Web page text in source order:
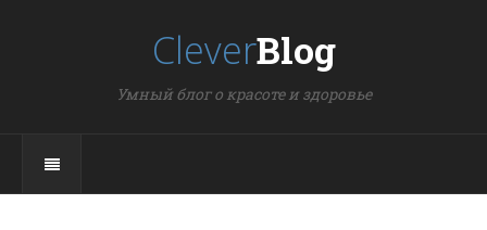
CleverBlog
Умный блог о красоте и здоровье